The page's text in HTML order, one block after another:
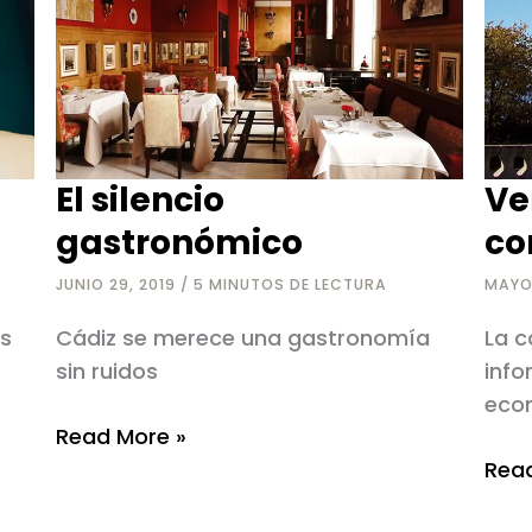
El silencio
gastronómico
JUNIO 29, 2019 /5 MINUTOS DE LECTURA
Cádiz se merece una gastronomía
sin ruidos
El
Read More »
La